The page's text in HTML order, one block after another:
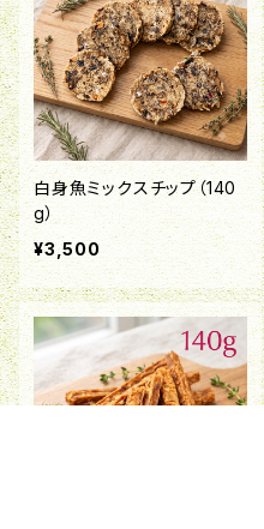
白身魚ミックスチップ（140
g）
¥3,500